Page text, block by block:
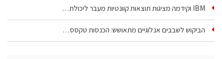
IBM וקידמה מציגות תוצאות קוונטיות מעבר ליכולת…
הביקוש לשבבים אנלוגיים מתאושש: הכנסות טקסס…